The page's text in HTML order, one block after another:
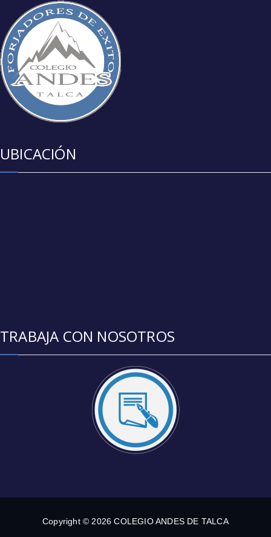
UBICACIÓN
TRABAJA CON NOSOTROS
Copyright © 2026 COLEGIO ANDES DE TALCA